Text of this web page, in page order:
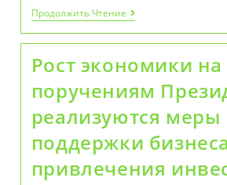
Продолжить ЧтениеСергей
Пономарев
Предложил
Систему
Подтверждения
Подлинности
Изображений
И
Видео:
“Дипфейки
—
Новая
Угроза
Рост экономики на
поручениям
реализуются меры
поддержки
привлечения